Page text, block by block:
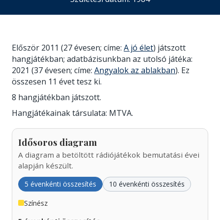
Először 2011 (27 évesen; címe: A jó élet) játszott
hangjátékban; adatbázisunkban az utolsó játéka:
2021 (37 évesen; címe: Angyalok az ablakban). Ez
összesen 11 évet tesz ki.
8 hangjátékban játszott.
Hangjátékainak társulata: MTVA.
Idősoros diagram
A diagram a betöltött rádiójátékok bemutatási évei
alapján készült.
5 évenkénti összesítés 10 évenkénti összesítés
Színész